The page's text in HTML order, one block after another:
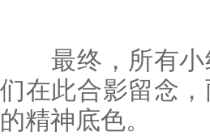
最终，所有小
们在此合影留念
的精神底色。